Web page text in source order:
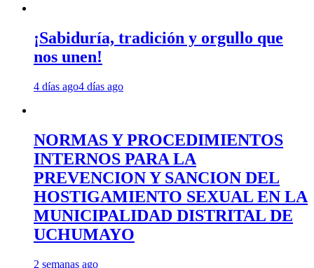
¡Sabiduría, tradición y orgullo que
nos unen!
4 días ago4 días ago
NORMAS Y PROCEDIMIENTOS
INTERNOS PARA LA
PREVENCION Y SANCION DEL
HOSTIGAMIENTO SEXUAL EN LA
MUNICIPALIDAD DISTRITAL DE
UCHUMAYO
2 semanas ago